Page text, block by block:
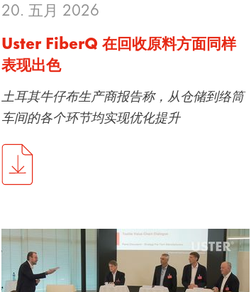
20. 五月 2026
Uster FiberQ 在回收原料方面同样
表现出色
土耳其牛仔布生产商报告称，从仓储到络筒
车间的各个环节均实现优化提升